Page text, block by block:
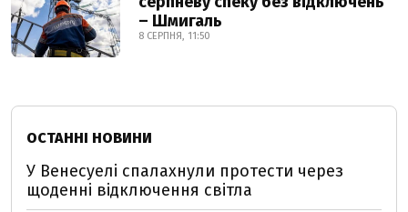
– Шмигаль
8 СЕРПНЯ, 11:50
ОСТАННІ НОВИНИ
У Венесуелі спалахнули протести через
щоденні відключення світла